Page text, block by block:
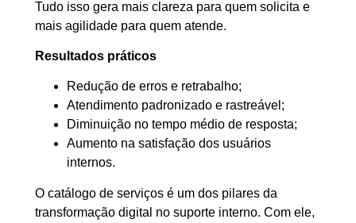
Tudo isso gera mais clareza para quem solicita e
mais agilidade para quem atende.
Resultados práticos
Redução de erros e retrabalho;
Atendimento padronizado e rastreável;
Diminuição no tempo médio de resposta;
Aumento na satisfação dos usuários
internos.
O catálogo de serviços é um dos pilares da
transformação digital no suporte interno. Com ele,